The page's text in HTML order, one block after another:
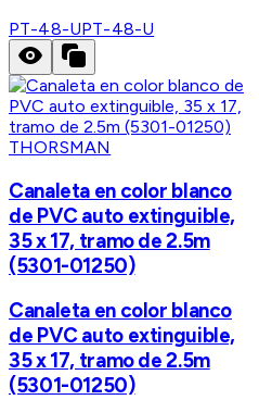
PT-48-UPT-48-U
THORSMAN
Canaleta en color blanco
de PVC auto extinguible,
35 x 17, tramo de 2.5m
(5301-01250)
Canaleta en color blanco
de PVC auto extinguible,
35 x 17, tramo de 2.5m
(5301-01250)